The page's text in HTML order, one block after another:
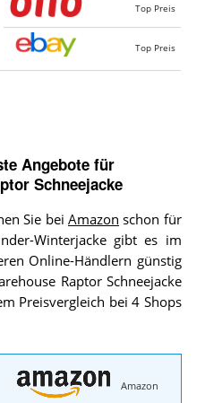
Top Preis
Top Preis
Angebote für
Schneejacke
Sie bei Amazon schon für
Winterjacke gibt es im
Online-Händlern günstig
Raptor Schneejacke
Preisvergleich bei 4 Shops
Amazon